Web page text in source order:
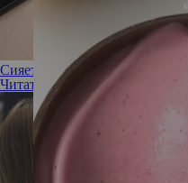
Сияет каждый день:
Читать полностью